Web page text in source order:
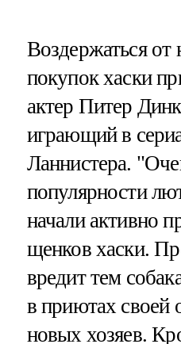
Воздержаться
покупок хаски
актер Питер
играющий в
Ланнистера.
популярности
начали активно
щенков хаски.
вредит тем
в приютах своей
новых хозяев.